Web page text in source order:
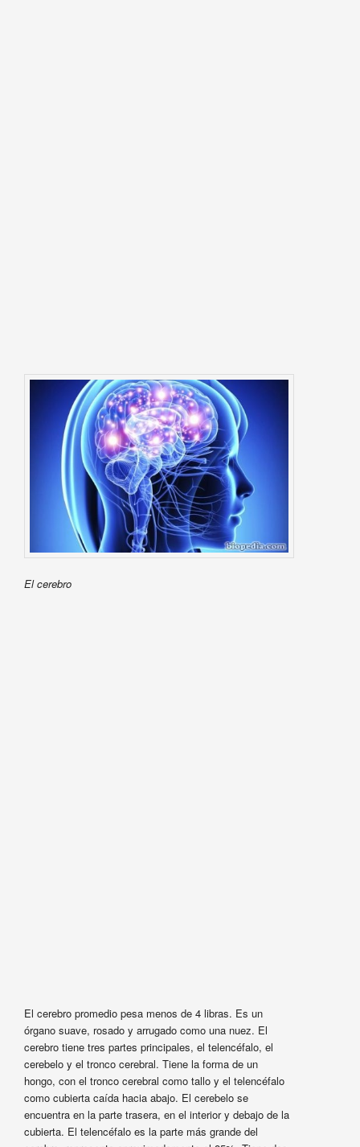
El cerebro
El cerebro promedio pesa menos de 4 libras. Es un
órgano suave, rosado y arrugado como una nuez. El
cerebro tiene tres partes principales, el telencéfalo, el
cerebelo y el tronco cerebral. Tiene la forma de un
hongo, con el tronco cerebral como tallo y el telencéfalo
como cubierta caída hacia abajo. El cerebelo se
encuentra en la parte trasera, en el interior y debajo de la
cubierta. El telencéfalo es la parte más grande del